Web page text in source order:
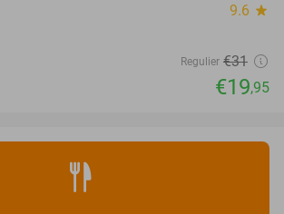
9.6 star
Regulier €31
€19,95